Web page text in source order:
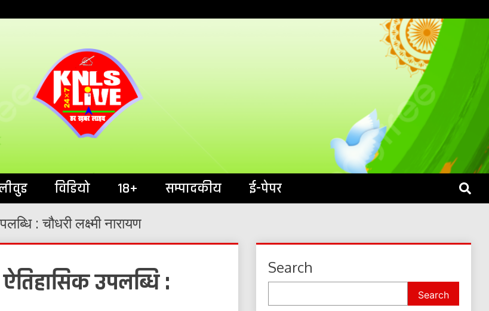
KNLS LIVE
विडियो 18+ सम्पादकीय ई-पेपर
: चौधरी लक्ष्मी नारायण
उपलब्धि :
Search
Search